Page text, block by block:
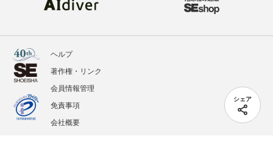
シェア
ヘルプ
著作権・リンク
会員情報管理
免責事項
会社概要